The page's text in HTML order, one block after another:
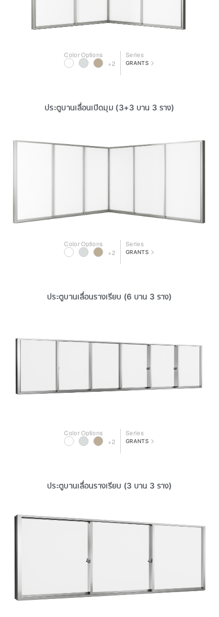
Color Options
+2
Series
GRANTS >
ประตูบานเลื่อนเปิดมุม (3+3 บาน 3 ราง)
Color Options
+2
Series
GRANTS >
ประตูบานเลื่อนรางเรียบ (6 บาน 3 ราง)
Color Options
+2
Series
GRANTS >
ประตูบานเลื่อนรางเรียบ (3 บาน 3 ราง)